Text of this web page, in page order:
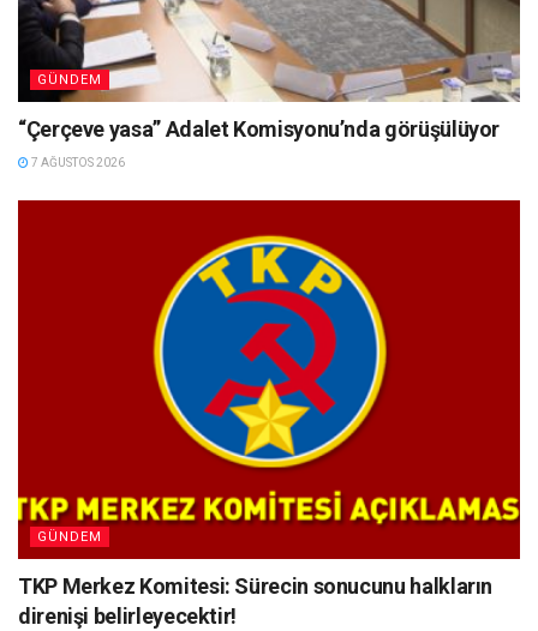
GÜNDEM
“Çerçeve yasa” Adalet Komisyonu’nda görüşülüyor
7 AĞUSTOS 2026
GÜNDEM
TKP Merkez Komitesi: Sürecin sonucunu halkların
direnişi belirleyecektir!